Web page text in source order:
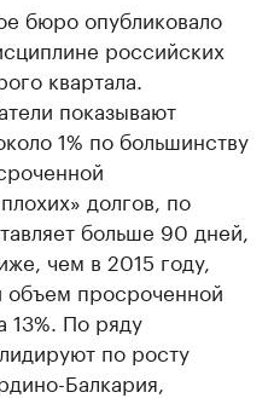
бюро опубликовало
российских
квартала.
показывают
1% по большинству
долгов, по
больше 90 дней,
чем в 2015 году,
просроченной
13%. По ряду
по росту
Балкария,